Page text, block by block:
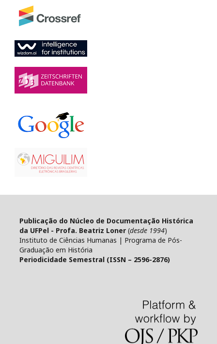
Publicação do Núcleo de Documentação Histórica
da UFPel - Profa. Beatriz Loner (desde 1994)
Instituto de Ciências Humanas | Programa de Pós-
Graduação em História
Periodicidade Semestral (ISSN – 2596-2876)